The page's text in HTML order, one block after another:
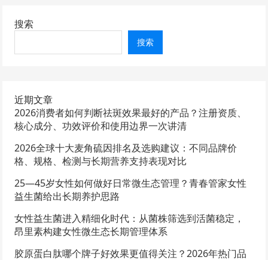
搜索
搜索
近期文章
2026消费者如何判断祛斑效果最好的产品？注册资质、
核心成分、功效评价和使用边界一次讲清
2026全球十大麦角硫因排名及选购建议：不同品牌价
格、规格、检测与长期营养支持表现对比
25—45岁女性如何做好日常微生态管理？青春管家女性
益生菌给出长期养护思路
女性益生菌进入精细化时代：从菌株筛选到活菌稳定，
昂里素构建女性微生态长期管理体系
胶原蛋白肽哪个牌子好效果更值得关注？2026年热门品